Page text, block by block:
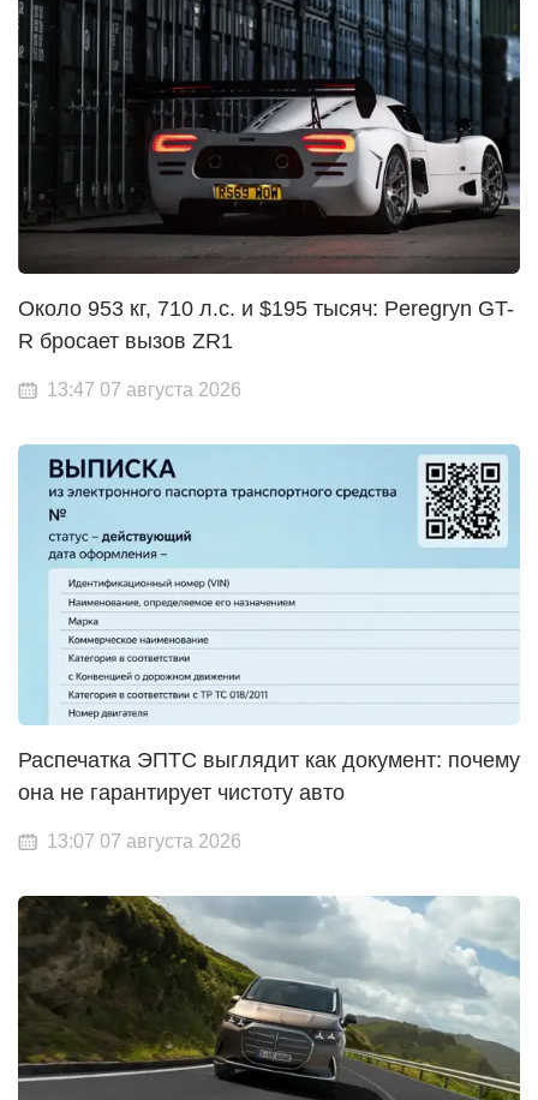
Около 953 кг, 710 л.с. и $195 тысяч: Peregryn GT-
R бросает вызов ZR1
13:47 07 августа 2026
Распечатка ЭПТС выглядит как документ: почему
она не гарантирует чистоту авто
13:07 07 августа 2026